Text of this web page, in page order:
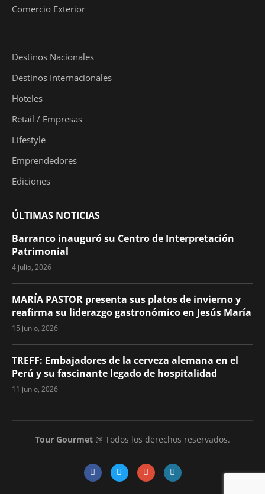
Comercio Exterior
Destinos Nacionales
Destinos Internacionales
Hoteles
Retail / Empresas
Lifestyle
Emprendedores
Ediciones
ÚLTIMAS NOTICIAS
Barranco inauguró su Centro de Interpretación
Patrimonial
4 julio, 2026
MARÍA PASTOR presenta sus platos de invierno y
reafirma su liderazgo gastronómico en Jesús María
15 junio, 2026
TREFF: Embajadores de la cerveza alemana en el
Perú y su fascinante legado de hospitalidad
11 junio, 2026
Tour Gourmet @ Todos los derechos reservados.